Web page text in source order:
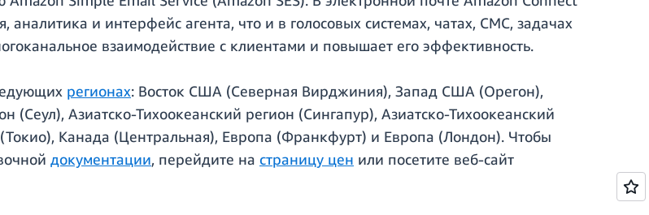
и интерфейс агента, что и в голосовых системах, чатах, СМС, задачах
взаимодействие с клиентами и повышает его эффективность.
регионах: Восток США (Северная Вирджиния), Запад США (Орегон),
(Сеул), Азиатско-Тихоокеанский регион (Сингапур), Азиатско-Тихоокеанский
Канада (Центральная), Европа (Франкфурт) и Европа (Лондон). Чтобы
документации, перейдите на страницу цен или посетите веб-сайт